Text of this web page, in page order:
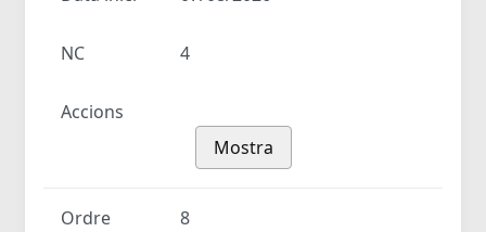
NC 4
Accions
Mostra
Ordre 8